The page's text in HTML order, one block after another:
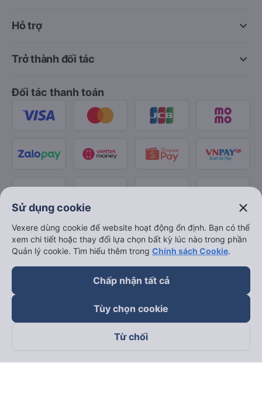
keyboard_arrow_down
Hỗ trợ
keyboard_arrow_down
Trở thành đối tác
Đối tác thanh toán
Theo dõi chúng tôi trên
Sử dụng cookie close
Vexere dùng cookie để website hoạt động ổn định. Bạn có thể
xem chi tiết hoặc thay đổi lựa chọn bất kỳ lúc nào trong phần
Quản lý cookie. Tìm hiểu thêm trong Chính sách Cookie.
Chấp nhận tất cả
Tùy chọn cookie
Từ chối